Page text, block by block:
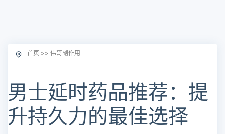
首页 >> 伟哥副作用
男士延时药品推荐：提
升持久力的最佳选择